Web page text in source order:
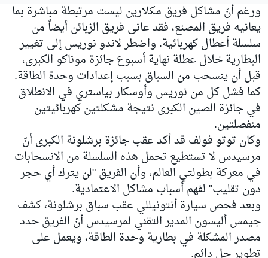
ورغم أنّ مشاكل فريق مكلارين ليست مرتبطة مباشرة بما
يعانيه فريق المصنع، فقد عانى فريق الزبائن أيضاً من
سلسلة أعطال كهربائية. واضطر لاندو نوريس إلى تغيير
البطارية خلال عطلة نهاية أسبوع جائزة موناكو الكبرى،
قبل أن ينسحب من السباق بسبب إعدادات وحدة الطاقة.
كما فشل كل من نوريس وأوسكار بياستري في الانطلاق
في جائزة الصين الكبرى نتيجة مشكلتين كهربائيتين
منفصلتين.
وكان توتو فولف قد أكد عقب جائزة برشلونة الكبرى أنّ
مرسيدس لا تستطيع تحمل هذه السلسلة من الانسحابات
في معركة بطولتي العالم، وأن الفريق "لن يترك أي حجر
دون تقليب" لفهم أسباب مشاكل الاعتمادية.
وبعد فحص سيارة أنتونيللي عقب سباق برشلونة، كشف
جيمس أليسون المدير التقني لمرسيدس أنّ الفريق حدد
مصدر المشكلة في بطارية وحدة الطاقة، ويعمل على